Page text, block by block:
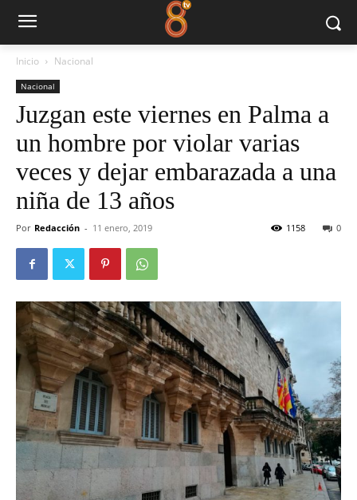
Inicio Nacional
Nacional
Juzgan este viernes en Palma a
un hombre por violar varias
veces y dejar embarazada a una
niña de 13 años
Por Redacción - 11 enero, 2019 0
1158